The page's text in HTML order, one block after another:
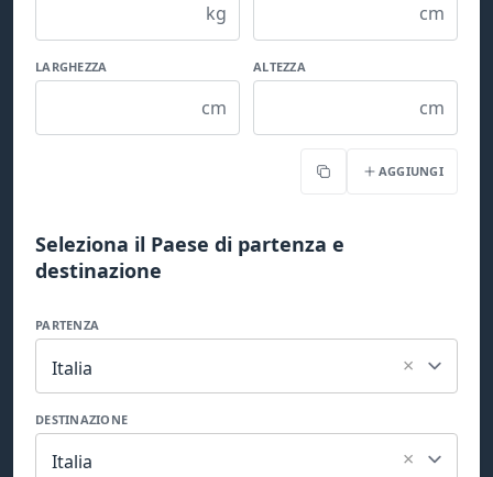
kg cm
LARGHEZZA
cm
ALTEZZA
cm
Copia AGGIUNGI
Seleziona il Paese di partenza e
destinazione
PARTENZA
Italia ×
DESTINAZIONE
Italia ×